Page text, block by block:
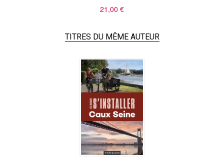
21,00 €
TITRES DU MÊME AUTEUR